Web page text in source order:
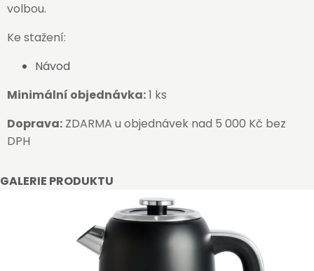
GALERIE PRODUKTU
volbou.
Ke stažení:
Návod
Minimální objednávka:1 ks
Doprava: ZDARMA u objednávek nad 5 000 Kč bez
DPH